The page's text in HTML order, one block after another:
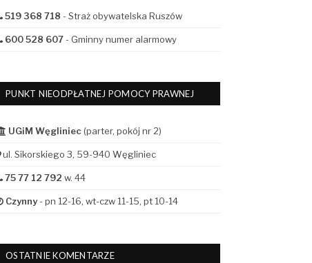
519 368 718 - Straż obywatelska Ruszów
600 528 607- Gminny numer alarmowy
PUNKT NIEODPŁATNEJ POMOCY PRAWNEJ
UGiM Węgliniec (parter, pokój nr 2)
ul. Sikorskiego 3, 59-940 Węgliniec
75 77 12 792 w. 44
Czynny- pn 12-16, wt-czw 11-15, pt 10-14
OSTATNIE KOMENTARZE